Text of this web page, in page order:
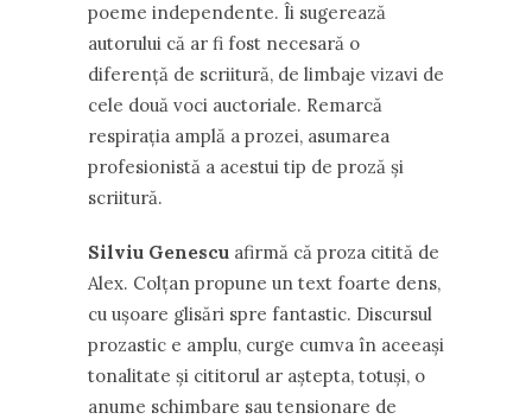
poeme independente. Îi sugerează
autorului că ar fi fost necesară o
diferență de scriitură, de limbaje vizavi de
cele două voci auctoriale. Remarcă
respirația amplă a prozei, asumarea
profesionistă a acestui tip de proză și
scriitură.
Silviu Genescu afirmă că proza citită de
Alex. Colțan propune un text foarte dens,
cu ușoare glisări spre fantastic. Discursul
prozastic e amplu, curge cumva în aceeași
tonalitate și cititorul ar aștepta, totuși, o
anume schimbare sau tensionare de